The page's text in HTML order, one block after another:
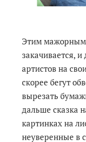
Этим мажорным
закачивается,
артистов на
скорее бегут
вырезать
дальше сказка
картинках на
неуверенные в